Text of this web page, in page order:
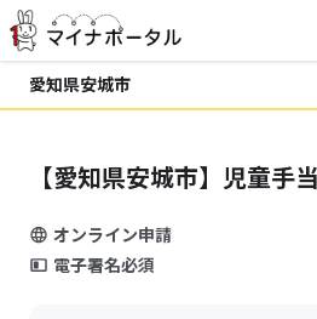
愛知県安城市
【愛知県安城市】児童手
オンライン申請
電子署名必須